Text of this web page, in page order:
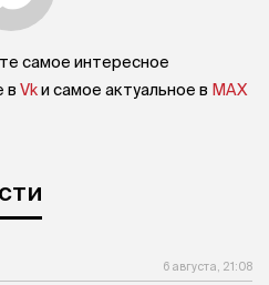
самое интересное
в Vkи самое актуальное в MAX
6 августа, 21:08